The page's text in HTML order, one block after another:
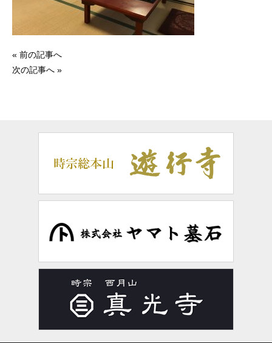
« 前の記事へ
次の記事へ »